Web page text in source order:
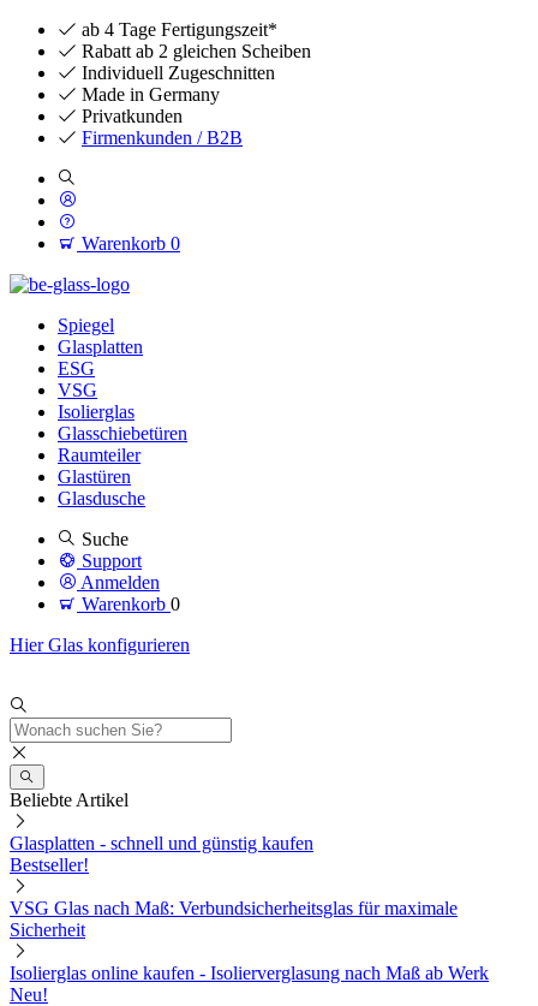
ab 4 Tage Fertigungszeit*
Rabatt ab 2 gleichen Scheiben
Individuell Zugeschnitten
Made in Germany
Privatkunden
Firmenkunden / B2B
Warenkorb 0
Spiegel
Glasplatten
ESG
VSG
Isolierglas
Glasschiebetüren
Raumteiler
Glastüren
Glasdusche
Suche
Support
Anmelden
Warenkorb 0
Hier Glas konfigurieren
Beliebte Artikel
Glasplatten - schnell und günstig kaufen
Bestseller!
VSG Glas nach Maß: Verbundsicherheitsglas für maximale
Sicherheit
Isolierglas online kaufen - Isolierverglasung nach Maß ab Werk
Neu!